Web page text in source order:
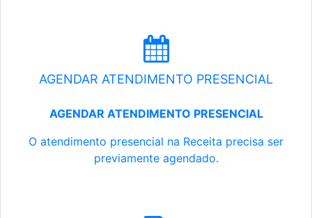
AGENDAR ATENDIMENTO PRESENCIAL
AGENDAR ATENDIMENTO PRESENCIAL
O atendimento presencial na Receita precisa ser
previamente agendado.